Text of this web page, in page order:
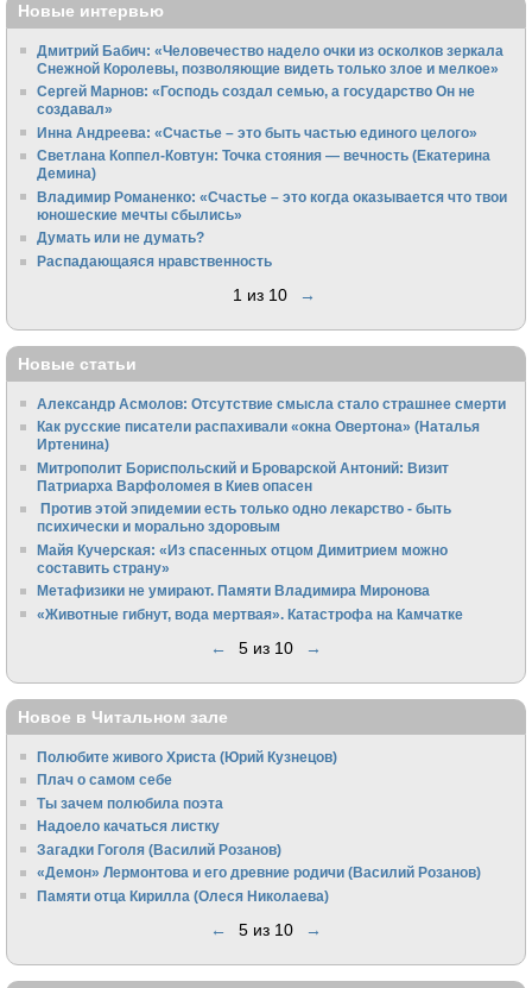
Новые интервью
Дмитрий Бабич: «Человечество надело очки из осколков зеркала
Снежной Королевы, позволяющие видеть только злое и мелкое»
Сергей Марнов: «Господь создал семью, а государство Он не
создавал»
Инна Андреева: «Счастье – это быть частью единого целого»
Светлана Коппел-Ковтун: Точка стояния — вечность (Екатерина
Демина)
Владимир Романенко: «Счастье – это когда оказывается что твои
юношеские мечты сбылись»
Думать или не думать?
Распадающаяся нравственность
1 из 10 →
Новые статьи
Александр Асмолов: Отсутствие смысла стало страшнее смерти
Как русские писатели распахивали «окна Овертона» (Наталья
Иртенина)
Митрополит Бориспольский и Броварской Антоний: Визит
Патриарха Варфоломея в Киев опасен
Против этой эпидемии есть только одно лекарство - быть
психически и морально здоровым
Майя Кучерская: «Из спасенных отцом Димитрием можно
составить страну»
Метафизики не умирают. Памяти Владимира Миронова
«Животные гибнут, вода мертвая». Катастрофа на Камчатке
← 5 из 10 →
Новое в Читальном зале
Полюбите живого Христа (Юрий Кузнецов)
Плач о самом себе
Ты зачем полюбила поэта
Надоело качаться листку
Загадки Гоголя (Василий Розанов)
«Демон» Лермонтова и его древние родичи (Василий Розанов)
Памяти отца Кирилла (Олеся Николаева)
← 5 из 10 →